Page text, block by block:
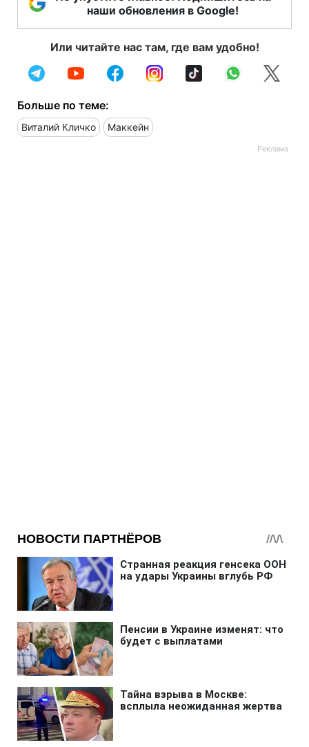
наши обновления в Google!
Или читайте нас там, где вам удобно!
Больше по теме:
Виталий Кличко Маккейн